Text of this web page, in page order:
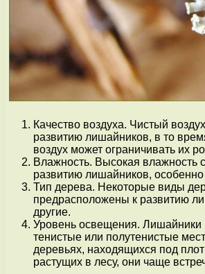
Качество воздуха. Чистый
развитию лишайников, в то
воздух может ограничивать их
Влажность. Высокая влажность
развитию лишайников,
Тип дерева. Некоторые виды
предрасположены к развитию
другие.
Уровень освещения. Лишайники
тенистые или полутенистые
деревьях, находящихся под
растущих в лесу, они чаще